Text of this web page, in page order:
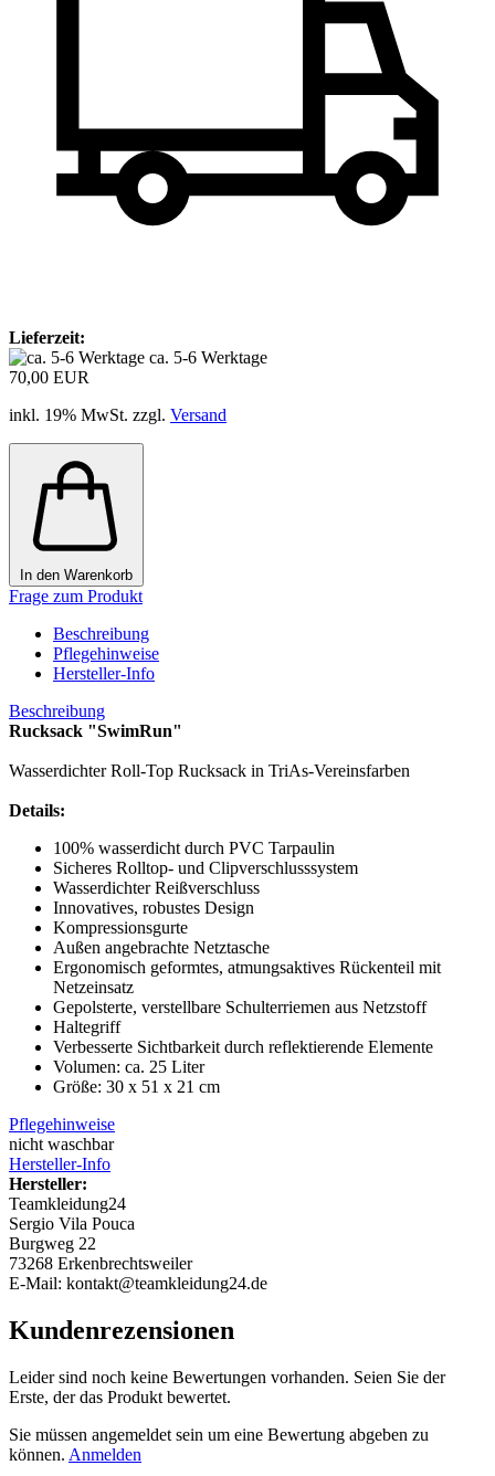
Lieferzeit:
ca. 5-6 Werktage
70,00 EUR
inkl. 19% MwSt. zzgl. Versand
In den Warenkorb
Frage zum Produkt
Beschreibung
Pflegehinweise
Hersteller-Info
Beschreibung
Rucksack "SwimRun"
Wasserdichter Roll-Top Rucksack in TriAs-Vereinsfarben
Details:
100% wasserdicht durch PVC Tarpaulin
Sicheres Rolltop- und Clipverschlusssystem
Wasserdichter Reißverschluss
Innovatives, robustes Design
Kompressionsgurte
Außen angebrachte Netztasche
Ergonomisch geformtes, atmungsaktives Rückenteil mit
Netzeinsatz
Gepolsterte, verstellbare Schulterriemen aus Netzstoff
Haltegriff
Verbesserte Sichtbarkeit durch reflektierende Elemente
Volumen: ca. 25 Liter
Größe: 30 x 51 x 21 cm
Pflegehinweise
nicht waschbar
Hersteller-Info
Hersteller:
Teamkleidung24
Sergio Vila Pouca
Burgweg 22
73268 Erkenbrechtsweiler
E-Mail: kontakt@teamkleidung24.de
Kundenrezensionen
Leider sind noch keine Bewertungen vorhanden. Seien Sie der
Erste, der das Produkt bewertet.
Sie müssen angemeldet sein um eine Bewertung abgeben zu
können. Anmelden